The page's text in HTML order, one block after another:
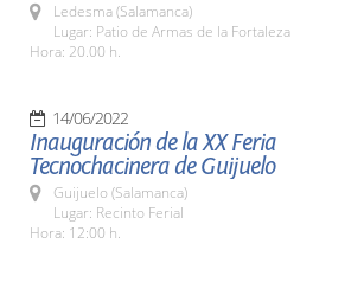
Ledesma (Salamanca)
Lugar: Patio de Armas de la Fortaleza
Hora: 20.00 h.
14/06/2022
Inauguración de la XX Feria
Tecnochacinera de Guijuelo
Guijuelo (Salamanca)
Lugar: Recinto Ferial
Hora: 12:00 h.